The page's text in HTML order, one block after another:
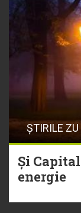
ȘTIRILE ZU
Și
energie